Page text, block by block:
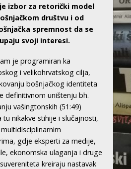
izbor za retorički model
društvu i od
spremnost da se
svoji interesi.
je programiran ka
i velikohrvatskog cilja,
bošnjačkog identiteta
definitivnom uništenju bh.
vašingtonskih (51:49)
nikakve stihije i slučajnosti,
gdje eksperti za medije,
ekonomska ulaganja i druge
kreiraju nastavak